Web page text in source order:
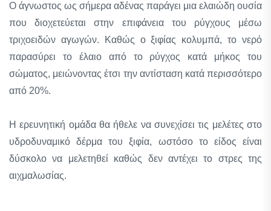
O άγνωστος ως σήμερα αδένας παράγει μια ελαιώδη ουσία
που διοχετεύεται στην επιφάνεια του ρύγχους μέσω
τριχοειδών αγωγών. Καθώς ο ξιφίας κολυμπά, το νερό
παρασύρει το έλαιο από το ρύγχος κατά μήκος του
σώματος, μειώνοντας έτσι την αντίσταση κατά περισσότερο
από 20%.
Η ερευνητική ομάδα θα ήθελε να συνεχίσει τις μελέτες στο
υδροδυναμικό δέρμα του ξιφία, ωστόσο το είδος είναι
δύσκολο να μελετηθεί καθώς δεν αντέχει το στρες της
αιχμαλωσίας.